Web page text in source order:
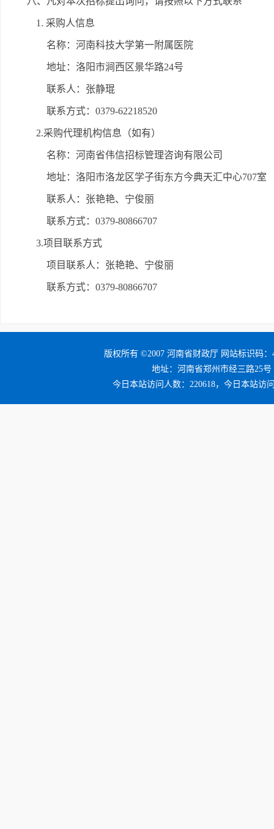
1. 采购人信息
名称：河南科技大学第一附属医院
地址：洛阳市涧西区景华路24号
联系人：张静琨
联系方式：0379-62218520
2.采购代理机构信息（如有）
名称：河南省伟信招标管理咨询有限公司
地址：洛阳市洛龙区学子街东方今典天汇中心707室
联系人：张艳艳、宁俊丽
联系方式：0379-80866707
3.项目联系方式
项目联系人：张艳艳、宁俊丽
联系方式：0379-80866707
版权所有 ©2007 河南省财政厅 网站标识码：
地址：河南省郑州市经三路25号
今日本站访问人数：220618，今日本站访